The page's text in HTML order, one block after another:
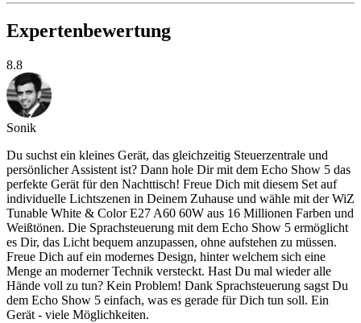
Expertenbewertung
8.8
Sonik
Du suchst ein kleines Gerät, das gleichzeitig Steuerzentrale und
persönlicher Assistent ist? Dann hole Dir mit dem Echo Show 5 das
perfekte Gerät für den Nachttisch! Freue Dich mit diesem Set auf
individuelle Lichtszenen in Deinem Zuhause und wähle mit der WiZ
Tunable White & Color E27 A60 60W aus 16 Millionen Farben und
Weißtönen. Die Sprachsteuerung mit dem Echo Show 5 ermöglicht
es Dir, das Licht bequem anzupassen, ohne aufstehen zu müssen.
Freue Dich auf ein modernes Design, hinter welchem sich eine
Menge an moderner Technik versteckt. Hast Du mal wieder alle
Hände voll zu tun? Kein Problem! Dank Sprachsteuerung sagst Du
dem Echo Show 5 einfach, was es gerade für Dich tun soll. Ein
Gerät - viele Möglichkeiten.